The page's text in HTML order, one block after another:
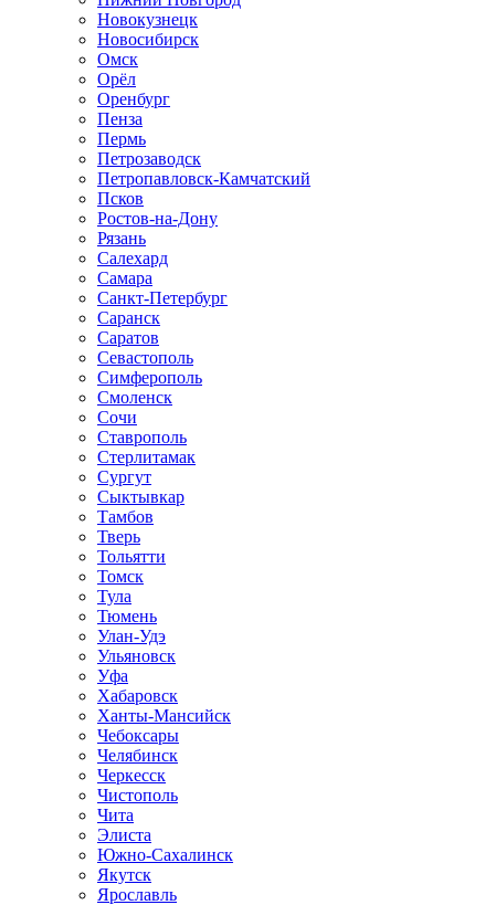
Новокузнецк
Новосибирск
Омск
Орёл
Оренбург
Пенза
Пермь
Петрозаводск
Петропавловск-Камчатский
Псков
Ростов-на-Дону
Рязань
Салехард
Самара
Санкт-Петербург
Саранск
Саратов
Севастополь
Симферополь
Смоленск
Сочи
Ставрополь
Стерлитамак
Сургут
Сыктывкар
Тамбов
Тверь
Тольятти
Томск
Тула
Тюмень
Улан-Удэ
Ульяновск
Уфа
Хабаровск
Ханты-Мансийск
Чебоксары
Челябинск
Черкесск
Чистополь
Чита
Элиста
Южно-Сахалинск
Якутск
Ярославль